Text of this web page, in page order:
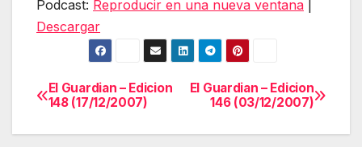
Podcast: Reproducir en una nueva ventana
Descargar
Navegación
de
El Guardian – Edicion
146 (03/12/2007)
El Guardian – Edicion
148 (17/12/2007)